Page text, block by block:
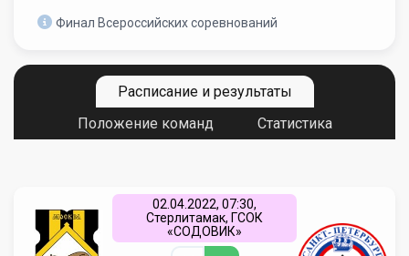
Финал Всероссийских соревнований
Расписание и результаты
Положение команд
Статистика
02.04.2022, 07:30,
Стерлитамак, ГСОК
«СОДОВИК»